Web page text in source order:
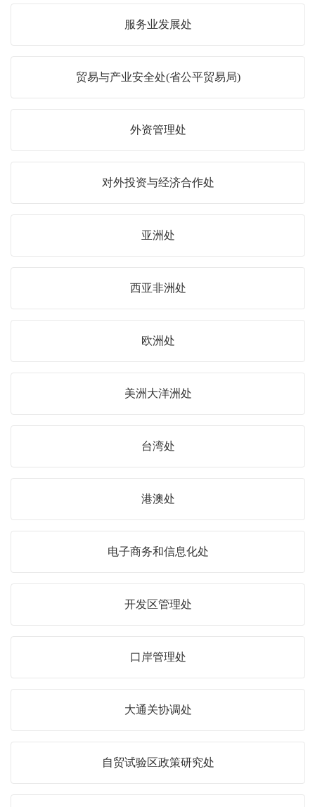
服务业发展处
贸易与产业安全处(省公平贸易局)
外资管理处
对外投资与经济合作处
亚洲处
西亚非洲处
欧洲处
美洲大洋洲处
台湾处
港澳处
电子商务和信息化处
开发区管理处
口岸管理处
大通关协调处
自贸试验区政策研究处